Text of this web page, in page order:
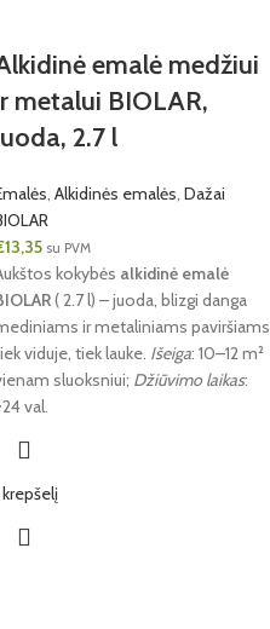
emalė medžiui
metalui BIOLAR,
2.7 l
, Alkidinės emalės, Dažai
13,35 su PVM
kokybės alkidinė emalė
( 2.7 l) – juoda, blizgi danga
ir metaliniams paviršiams
viduje, tiek lauke. Išeiga: 10–12 m²
sluoksniui; Džiūvimo laikas:
val.